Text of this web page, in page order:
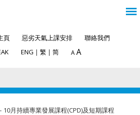
頁 惡劣天氣上課安排
聯絡我們
ENG | 繁 | 简 A A
月持續專業發展課程(CPD)及短期課程